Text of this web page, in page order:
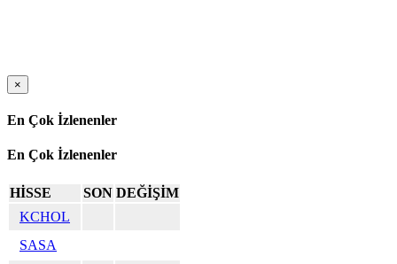
×
En Çok İzlenenler
En Çok İzlenenler
HİSSE SON DEĞİŞİM
KCHOL
SASA